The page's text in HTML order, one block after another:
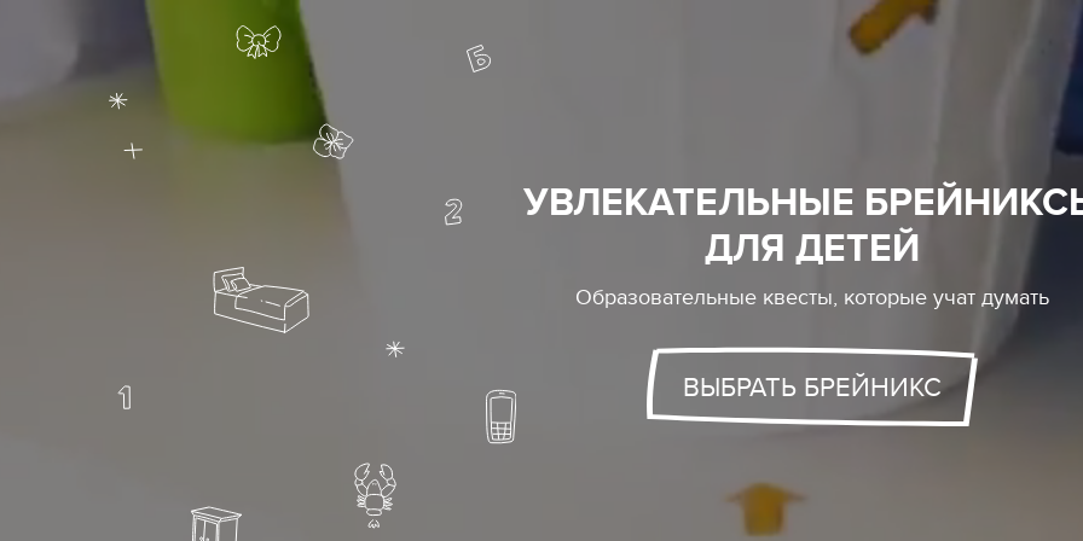
УВЛЕКАТЕЛЬНЫЕ
ДЛЯ ДЕТЕЙ
Образовательные квесты, которые учат думать
ВЫБРАТЬ БРЕЙНИКС